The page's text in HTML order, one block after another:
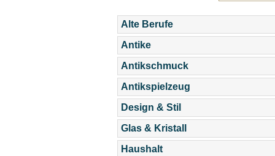
Alte Berufe
Antike
Antikschmuck
Antikspielzeug
Design & Stil
Glas & Kristall
Haushalt